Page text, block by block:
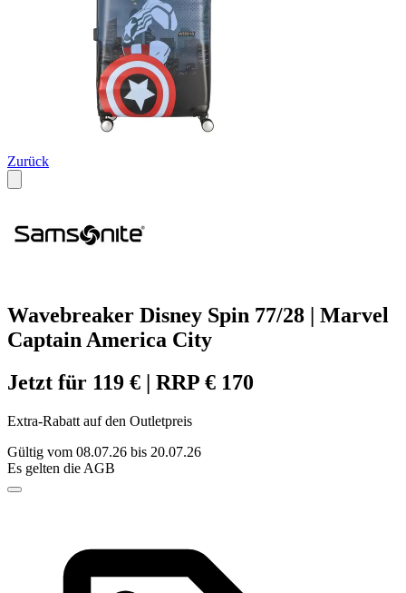
Zurück
Wavebreaker Disney Spin 77/28 | Marvel
Captain America City
Jetzt für 119 € | RRP € 170
Extra-Rabatt auf den Outletpreis
Gültig vom 08.07.26 bis 20.07.26
Es gelten die AGB